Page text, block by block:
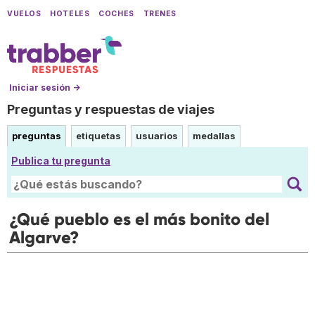
VUELOS HOTELES COCHES TRENES
Iniciar sesión →
Preguntas y respuestas de viajes
preguntas etiquetas usuarios medallas
Publica tu pregunta
¿Qué pueblo es el más bonito del
Algarve?